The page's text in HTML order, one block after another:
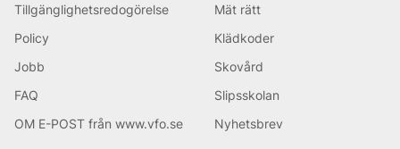
Tillgänglighetsredogörelse
Policy
Jobb
FAQ
OM E-POST från www.vfo.se
Mät rätt
Klädkoder
Skovård
Slipsskolan
Nyhetsbrev